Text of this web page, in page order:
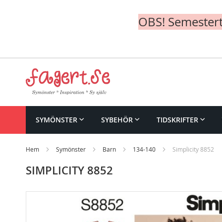
OBS!
Content
SYMÖNSTER SYBEHÖR TIDSKRIFTER
Hem Symönster Barn 134-140 Simplicity 8852
SIMPLICITY 8852